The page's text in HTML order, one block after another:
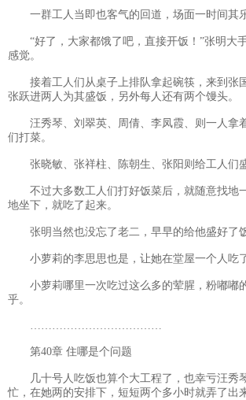
一群工人当即也客气的回道，场面一时间其乐
“好了，大家都饿了吧，直接开饭！”张明大
感觉。
接着工人们从桌子上排队拿起碗筷，来到张
张跃进两人为其盛饭，另外每人还有两个馒头。
汪秀琴、刘翠英、周倩、李凤霞、则一人拿
们打菜。
张晓敏、张祥柱、陈朝生、张阳则给工人们盛
不过大多数工人们打好饭菜后，就随意找地
地坐下，就吃了起来。
张明当然也没忘了老二，早早的给他盛好了饭
小萝莉的李思思也是，让她在堂屋一个人吃了
小萝莉哪里一次吃过这么多的荤腥，粉嘟嘟
乎。
第40章 住哪是个问题
几十号人吃饭也算个大工程了，也幸亏汪秀
忙，在她两的安排下，短短两个多小时就弄了出